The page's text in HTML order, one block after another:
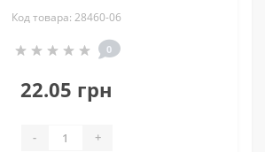
Код товара: 28460-06
0
22.05 грн
- +